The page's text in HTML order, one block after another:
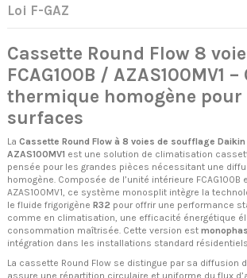
Loi F-GAZ
Cassette Round Flow 8
FCAG100B / AZAS100MV1
thermique homogène pour
surfaces
La Cassette Round Flow à 8 voies de soufflage Daikin
AZAS100MV1 est une solution de climatisation
pensée pour les grandes pièces nécessitant une
homogène. Composée de l’unité intérieure FCAG100B
AZAS100MV1, ce système monosplit intègre la
le fluide frigorigène R32 pour offrir une performance
comme en climatisation, une efficacité énergétique
consommation maîtrisée. Cette version est
intégration dans les installations standard
La cassette Round Flow se distingue par sa diffusion
assure une répartition circulaire et uniforme du flux